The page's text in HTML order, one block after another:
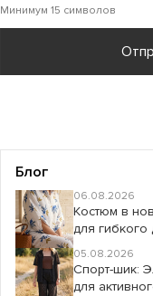
Минимум 15 символов
Блог
06.08.2026
Костюм в
для гибкого
05.08.2026
Спорт-шик:
для